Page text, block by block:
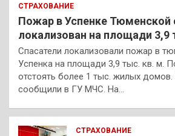
СТРАХОВАНИЕ
Пожар в Успенке Тюменской
локализован на площади 3,9
Спасатели локализовали пожар в
Успенка на площади 3,9 тыс. кв. м.
отстоять более 1 тыс. жилых
сообщили в ГУ МЧС. На…
СТРАХОВАНИЕ